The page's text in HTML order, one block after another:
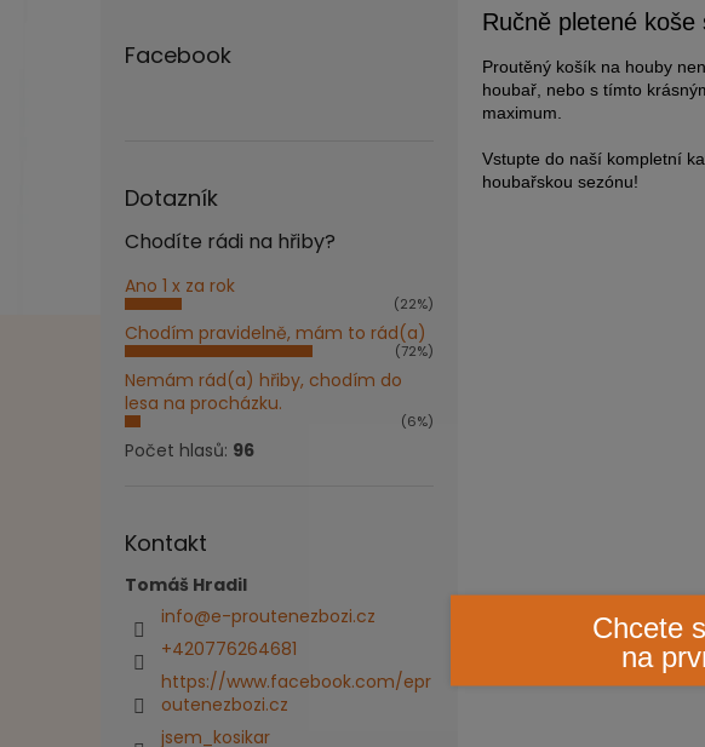
Facebook
Dotazník
Chodíte rádi na hřiby?
Ano 1 x za rok
(22%)
Chodím pravidelně, mám to rád(a)
(72%)
Nemám rád(a) hřiby, chodím do
lesa na procházku.
(6%)
Počet hlasů: 96
Kontakt
Tomáš Hradil
info@e-proutenezbozi.cz
+420776264681
https://www.facebook.com/epr
outenezbozi.cz
jsem_kosikar
Ručně pletené koše
Proutěný košík na houby
houbař, nebo s tímto
maximum.
Vstupte do naší kompletní
houbařskou sezónu!
Chcete
na